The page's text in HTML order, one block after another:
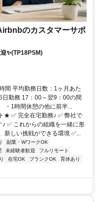
のカスタマーサポ
✨(TP18PSM)
間 平均勤務日数：1ヶ月あた
勤務 17：00～翌9：00の間
・1時間休憩の他に前半...
✅ 完全在宅勤務♪ ✅ 弊社で
✅ これからの組織を一緒に形
新しい挑戦ができる環境 ✅...
副業・WワークOK
未経験者歓迎
フルリモート
在宅OK ブランクOK
育休あり